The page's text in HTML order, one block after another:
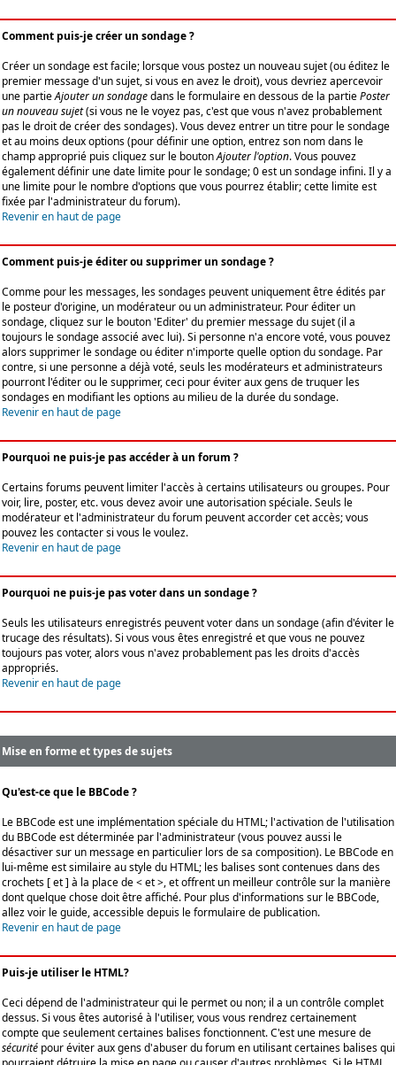
Comment puis-je créer un sondage ?
Créer un sondage est facile; lorsque vous postez un nouveau sujet (ou éditez le
premier message d'un sujet, si vous en avez le droit), vous devriez apercevoir
une partieAjouter un sondagedans le formulaire en dessous de la partiePoster
un nouveau sujet(si vous ne le voyez pas, c'est que vous n'avez probablement
pas le droit de créer des sondages). Vous devez entrer un titre pour le sondage
et au moins deux options (pour définir une option, entrez son nom dans le
champ approprié puis cliquez sur le boutonAjouter l'option. Vous pouvez
également définir une date limite pour le sondage; 0 est un sondage infini. Il y a
une limite pour le nombre d'options que vous pourrez établir; cette limite est
fixée par l'administrateur du forum).
Revenir en haut de page
Comment puis-je éditer ou supprimer un sondage ?
Comme pour les messages, les sondages peuvent uniquement être édités par
le posteur d'origine, un modérateur ou un administrateur. Pour éditer un
sondage, cliquez sur le bouton 'Editer' du premier message du sujet (il a
toujours le sondage associé avec lui). Si personne n'a encore voté, vous pouvez
alors supprimer le sondage ou éditer n'importe quelle option du sondage. Par
contre, si une personne a déjà voté, seuls les modérateurs et administrateurs
pourront l'éditer ou le supprimer, ceci pour éviter aux gens de truquer les
sondages en modifiant les options au milieu de la durée du sondage.
Revenir en haut de page
Pourquoi ne puis-je pas accéder à un forum ?
Certains forums peuvent limiter l'accès à certains utilisateurs ou groupes. Pour
voir, lire, poster, etc. vous devez avoir une autorisation spéciale. Seuls le
modérateur et l'administrateur du forum peuvent accorder cet accès; vous
pouvez les contacter si vous le voulez.
Revenir en haut de page
Pourquoi ne puis-je pas voter dans un sondage ?
Seuls les utilisateurs enregistrés peuvent voter dans un sondage (afin d'éviter le
trucage des résultats). Si vous vous êtes enregistré et que vous ne pouvez
toujours pas voter, alors vous n'avez probablement pas les droits d'accès
appropriés.
Revenir en haut de page
Mise en forme et types de sujets
Qu'est-ce que le BBCode ?
Le BBCode est une implémentation spéciale du HTML; l'activation de l'utilisation
du BBCode est déterminée par l'administrateur (vous pouvez aussi le
désactiver sur un message en particulier lors de sa composition). Le BBCode en
lui-même est similaire au style du HTML; les balises sont contenues dans des
crochets [ et ] à la place de < et >, et offrent un meilleur contrôle sur la manière
dont quelque chose doit être affiché. Pour plus d'informations sur le BBCode,
allez voir le guide, accessible depuis le formulaire de publication.
Revenir en haut de page
Puis-je utiliser le HTML?
Ceci dépend de l'administrateur qui le permet ou non; il a un contrôle complet
dessus. Si vous êtes autorisé à l'utiliser, vous vous rendrez certainement
compte que seulement certaines balises fonctionnent. C'est une mesure de
sécurité pour éviter aux gens d'abuser du forum en utilisant certaines balises qui